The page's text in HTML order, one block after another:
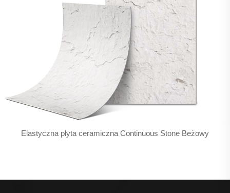
Elastyczna płyta ceramiczna Continuous Stone Beżowy